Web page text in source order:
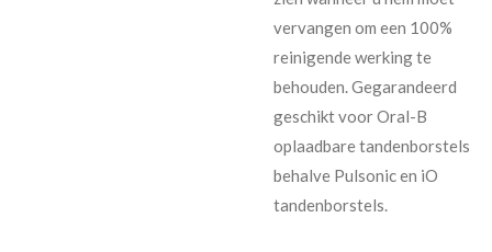
vervangen om een 100%
reinigende werking te
behouden. Gegarandeerd
geschikt voor Oral-B
oplaadbare tandenborstels
behalve Pulsonic en iO
tandenborstels.